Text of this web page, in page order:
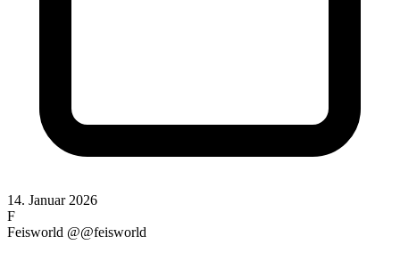
14. Januar 2026
F
Feisworld @@feisworld